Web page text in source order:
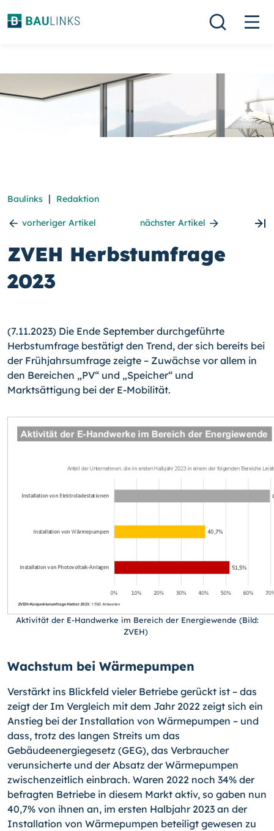
Baulinks | Redaktion
vorheriger Artikel nächster Artikel
ZVEH Herbstumfrage
2023
(7.11.2023) Die Ende September durchgeführte
Herbstumfrage bestätigt den Trend, der sich bereits bei
der Frühjahrsumfrage zeigte – Zuwächse vor allem in
den Bereichen „PV“ und „Speicher“ und
Marktsättigung bei der E-Mobilität.
Aktivität der E-Handwerke im Bereich der Energiewende (Bild:
ZVEH)
Wachstum bei Wärmepumpen
Verstärkt ins Blickfeld vieler Betriebe gerückt ist – das
zeigt der Im Vergleich mit dem Jahr 2022 zeigt sich ein
Anstieg bei der Installation von Wärmepumpen – und
dass, trotz des langen Streits um das
Gebäudeenergiegesetz (GEG), das Verbraucher
verunsicherte und der Absatz der Wärmepumpen
zwischenzeitlich einbrach. Waren 2022 noch 34% der
befragten Betriebe in diesem Markt aktiv, so gaben nun
40,7% von ihnen an, im ersten Halbjahr 2023 an der
Installation von Wärmepumpen beteiligt gewesen zu